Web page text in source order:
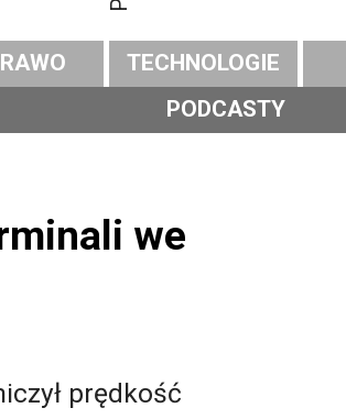
TECHNOLOGIE
PODCASTY
we
prędkość